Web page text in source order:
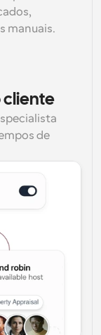
manuais.
cliente
de